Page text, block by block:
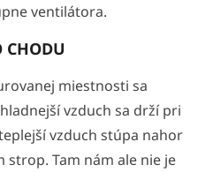
ventilátora.
CHODU
miestnosti sa
vzduch sa drží pri
vzduch stúpa nahor
Tam nám ale nie je